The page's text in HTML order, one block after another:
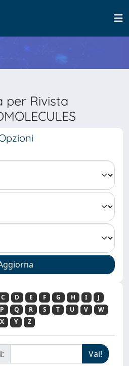
per Rivista
C D E F G H I
J
P Q R S T U V
W
X
Y Z